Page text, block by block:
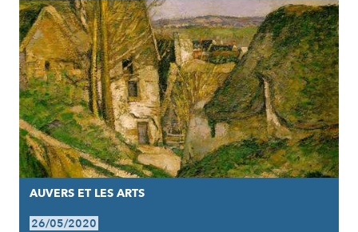
AUVERS ET LES ARTS
26/05/2020